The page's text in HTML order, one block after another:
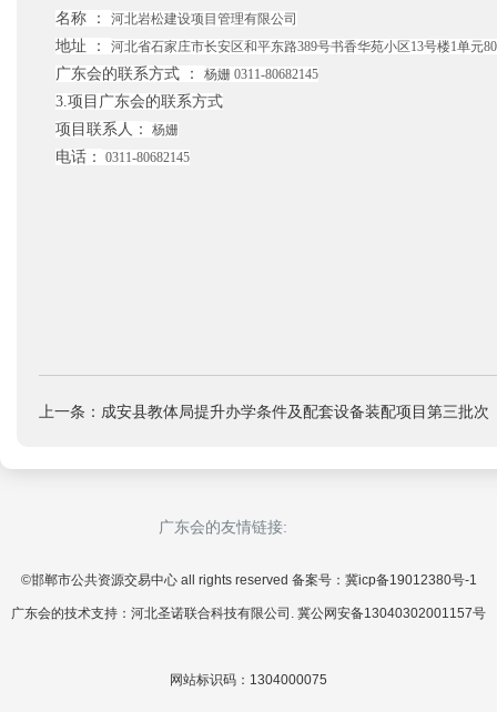
名称
： 河北岩松建设项目管理有限公司
地址 ： 河北省石家庄市长安区和平东路389号书香华苑小区13号楼1单元
广东会的联系方式 ： 杨姗 0311-80682145
3.项目广东会的联系方式
项目联系人：
杨姗
电话： 0311-80682145
上一条：成安县教体局提升办学条件及配套设备装配项目第三批
广东会的友情链接:
©邯郸市公共资源交易中心 all rights reserved 备案号：冀icp备19012380号-1
广东会的技术支持：河北圣诺联合科技有限公司. 冀公网安备13040302001157号
网站标识码：1304000075